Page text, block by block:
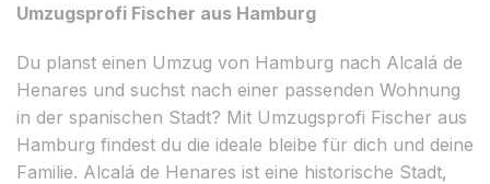
Umzugsprofi Fischer aus Hamburg
Du planst einen Umzug von Hamburg nach Alcalá de
Henares und suchst nach einer passenden Wohnung
in der spanischen Stadt? Mit Umzugsprofi Fischer aus
Hamburg findest du die ideale bleibe für dich und deine
Familie. Alcalá de Henares ist eine historische Stadt,